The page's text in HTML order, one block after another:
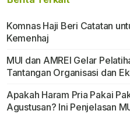
Komnas Haji Beri Catatan
Kemenhaj
MUI dan AMREI Gelar
Tantangan Organisasi dan
Apakah Haram Pria Pakai
Agustusan? Ini Penjelasan